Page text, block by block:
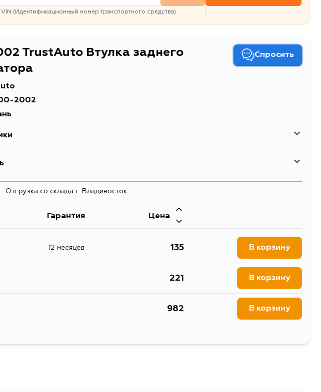
(Идентификационный номер транспортного средства).
TrustAuto Втулка заднего
Спросить
2002
Отгрузка со склада г. Владивосток
Гарантия Цена
12 месяцев 135 В корзину
221 В корзину
982 В корзину